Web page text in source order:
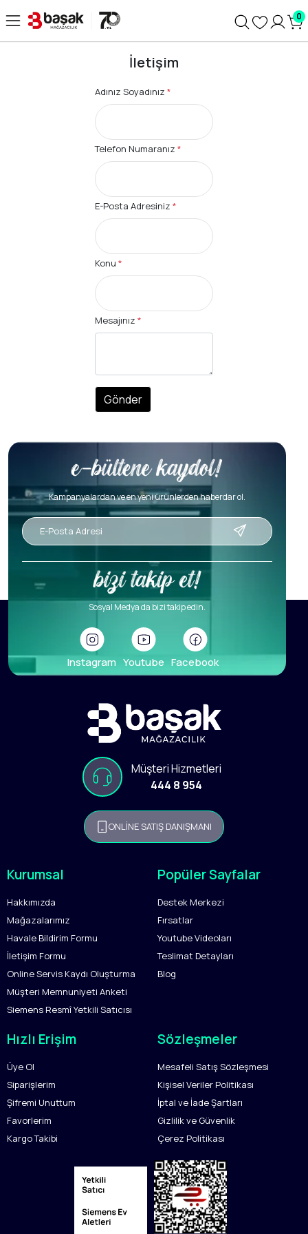
0
İletişim
Adınız Soyadınız*
Telefon Numaranız*
E-Posta Adresiniz*
Konu*
Mesajınız*
Gönder
Kampanyalardan ve en yeni ürünlerden haberdar ol.
Sosyal Medya da bizi takip edin.
Instagram Youtube Facebook
Müşteri Hizmetleri
444 8 954
ONLİNE SATIŞ DANIŞMANI
Kurumsal
Hakkımızda
Mağazalarımız
Havale Bildirim Formu
İletişim Formu
Online Servis Kaydı Oluşturma
Müşteri Memnuniyeti Anketi
Siemens Resmî Yetkili Satıcısı
Popüler Sayfalar
Destek Merkezi
Fırsatlar
Youtube Videoları
Teslimat Detayları
Blog
Hızlı Erişim
Üye Ol
Siparişlerim
Şifremi Unuttum
Favorlerim
Kargo Takibi
Sözleşmeler
Mesafeli Satış Sözleşmesi
Kişisel Veriler Politikası
İptal ve İade Şartları
Gizlilik ve Güvenlik
Çerez Politikası